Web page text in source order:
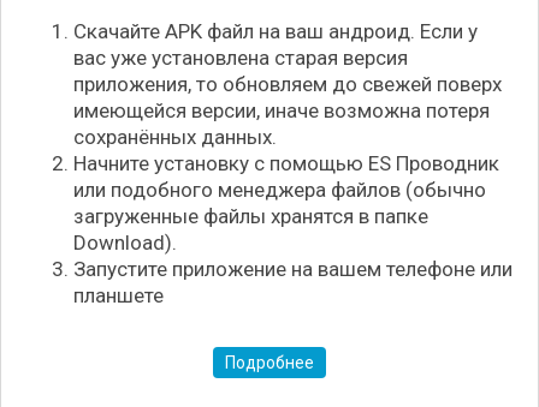
лишь зайти в приложение, выбрать нужные файлы,
и нажать на одну кнопку.
Скачайте APK файл на ваш андроид. Если у
вас уже установлена старая версия
приложения, то обновляем до свежей поверх
имеющейся версии, иначе возможна потеря
сохранённых данных.
Начните установку с помощью ES Проводник
или подобного менеджера файлов (обычно
загруженные файлы хранятся в папке
Download).
Запустите приложение на вашем телефоне или
планшете
Подробнее